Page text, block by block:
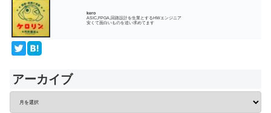
kero
ASIC,FPGA,回路設計を生業とするHWエンジニア
安くて面白いものを追い求めてます
アーカイブ